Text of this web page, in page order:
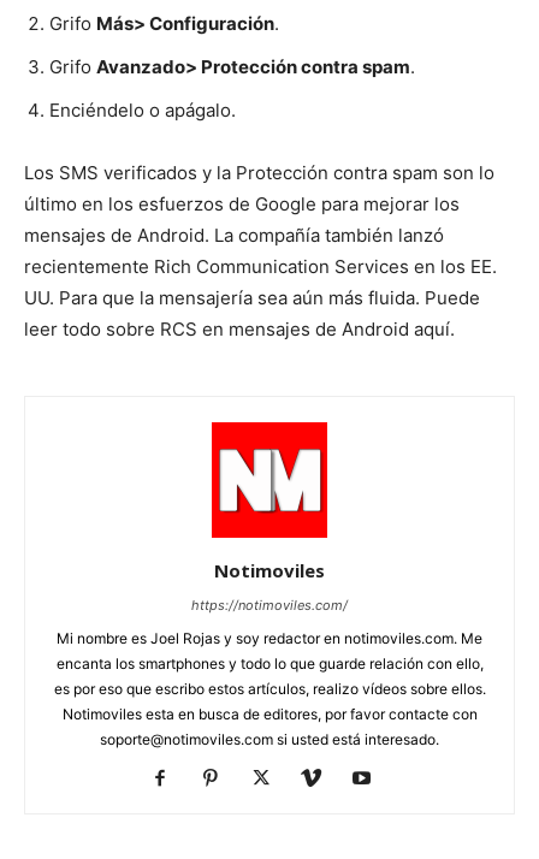
Grifo Más> Configuración.
Grifo Avanzado> Protección contra spam.
Enciéndelo o apágalo.
Los SMS verificados y la Protección contra spam son lo
último en los esfuerzos de Google para mejorar los
mensajes de Android. La compañía también lanzó
recientemente Rich Communication Services en los EE.
UU. Para que la mensajería sea aún más fluida. Puede
leer todo sobre RCS en mensajes de Android aquí.
Notimoviles
https://notimoviles.com/
Mi nombre es Joel Rojas y soy redactor en notimoviles.com. Me
encanta los smartphones y todo lo que guarde relación con ello,
es por eso que escribo estos artículos, realizo vídeos sobre ellos.
Notimoviles esta en busca de editores, por favor contacte con
soporte@notimoviles.com si usted está interesado.